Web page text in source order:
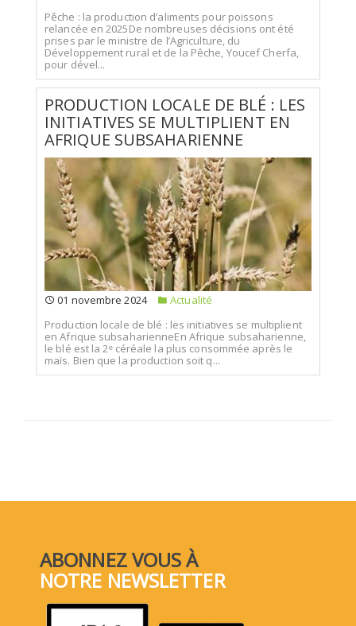
Pêche : la production d’aliments pour poissons
relancée en 2025De nombreuses décisions ont été
prises par le ministre de l’Agriculture, du
Développement rural et de la Pêche, Youcef Cherfa,
pour dével...
PRODUCTION LOCALE DE BLÉ : LES
INITIATIVES SE MULTIPLIENT EN
AFRIQUE SUBSAHARIENNE
01 novembre 2024
Actualité
Production locale de blé : les initiatives se multiplient
en Afrique subsaharienneEn Afrique subsaharienne,
le blé est la 2ᵉ céréale la plus consommée après le
maïs. Bien que la production soit q...
ABONNEZ VOUS À
NOTRE NEWSLETTER